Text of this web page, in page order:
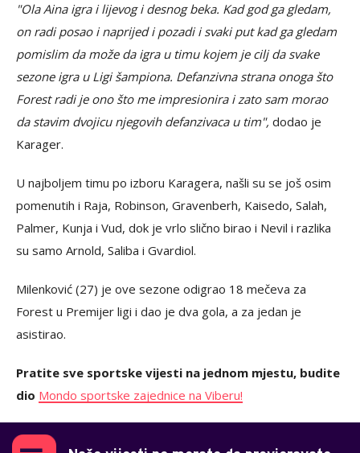
"Ola Aina igra i lijevog i desnog beka. Kad god ga gledam,
on radi posao i naprijed i pozadi i svaki put kad ga gledam
pomislim da može da igra u timu kojem je cilj da svake
sezone igra u Ligi šampiona. Defanzivna strana onoga što
Forest radi je ono što me impresionira i zato sam morao
da stavim dvojicu njegovih defanzivaca u tim", dodao je
Karager.
U najboljem timu po izboru Karagera, našli su se još osim
pomenutih i Raja, Robinson, Gravenberh, Kaisedo, Salah,
Palmer, Kunja i Vud, dok je vrlo slično birao i Nevil i razlika
su samo Arnold, Saliba i Gvardiol.
Milenković (27) je ove sezone odigrao 18 mečeva za
Forest u Premijer ligi i dao je dva gola, a za jedan je
asistirao.
Pratite sve sportske vijesti na jednom mjestu, budite
dio Mondo sportske zajednice na Viberu!